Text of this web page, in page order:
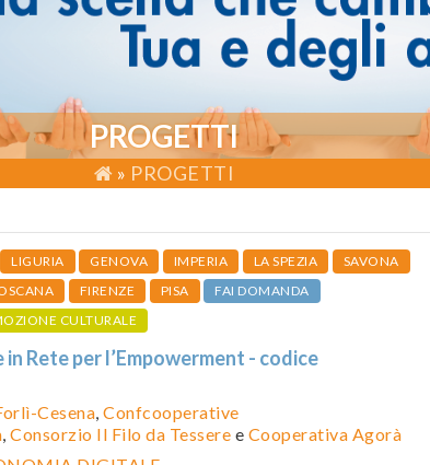
PROGETTI
» PROGETTI
LIGURIA GENOVA IMPERIA LA SPEZIA
SAVONA
FIRENZE PISA
FAI DOMANDA
CULTURALE
Rete per l’Empowerment - codice
Cesena, Confcooperative
, Consorzio Il Filo da Tessere e Cooperativa Agorà